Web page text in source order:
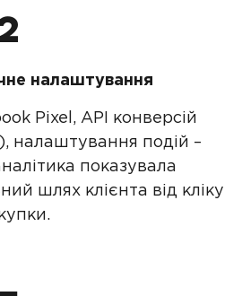
налаштування
Pixel, API конверсій
налаштування подій –
показувала
шлях клієнта від кліку